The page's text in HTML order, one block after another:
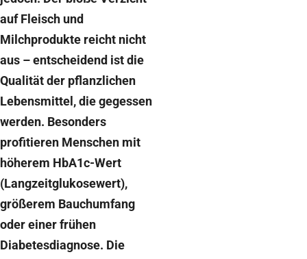
auf Fleisch und
Milchprodukte reicht nicht
aus – entscheidend ist die
Qualität der pflanzlichen
Lebensmittel, die gegessen
werden. Besonders
profitieren Menschen mit
höherem HbA1c-Wert
(Langzeitglukosewert),
größerem Bauchumfang
oder einer frühen
Diabetesdiagnose. Die